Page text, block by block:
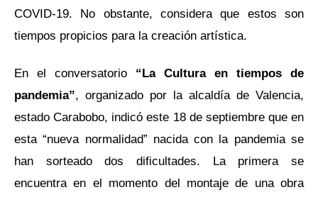
COVID-19. No obstante, considera que estos son
tiempos propicios para la creación artística.
En el conversatorio “La Cultura en tiempos de
pandemia”, organizado por la alcaldía de Valencia,
estado Carabobo, indicó este 18 de septiembre que en
esta “nueva normalidad” nacida con la pandemia se
han sorteado dos dificultades. La primera se
encuentra en el momento del montaje de una obra